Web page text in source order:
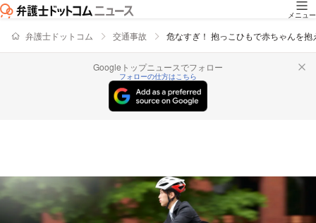
メニュー
弁護士ドットコム 交通事故 危なすぎ！ 抱っこひもで赤ちゃんを
Googleトップニュースでフォロー
フォローの仕方はこちら